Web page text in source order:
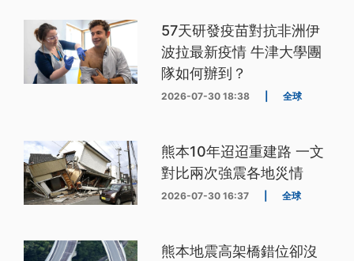
57天研發疫苗對抗非洲伊
波拉最新疫情 牛津大學團
隊如何辦到？
2026-07-30 18:38 全球
熊本10年迢迢重建路 一文
對比兩次強震各地災情
2026-07-30 16:37 全球
熊本地震高架橋錯位卻沒